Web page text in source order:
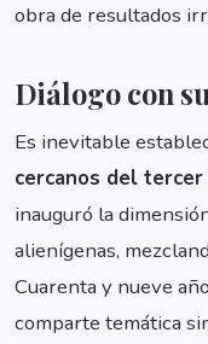
obra de resultados
Diálogo con
Es inevitable
cercanos del
inauguró la
alienígenas,
Cuarenta y nueve
comparte temática